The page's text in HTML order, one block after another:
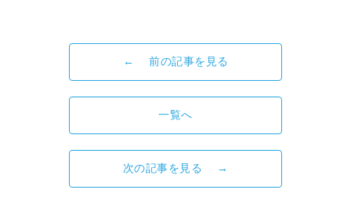
← 前の記事を見る
一覧へ
次の記事を見る →